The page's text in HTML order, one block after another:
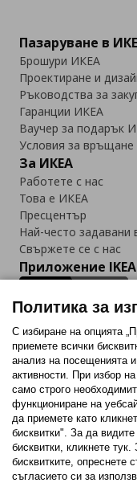
Пазаруване в
Брошури ИКЕА
Проектиране и
Ръководства за
Гаранции ИКЕА
Ваучер за подарък
Условия за връщане
За ИКЕА
Работете с нас
Това е ИКЕА
Пресцентър
Най-често задавани
Свържете се с нас
Приложение
Последвайте ни:
FacebookTwitter
Политика за
Политика за
С избиране на опцията
приемете всички
анализ на посещенията
активности. При избор
само строго
функциониране на
да приемете като
бисквитки". За да
бисквитки, кликнете
бисквитките, опреснете
съгласието си за